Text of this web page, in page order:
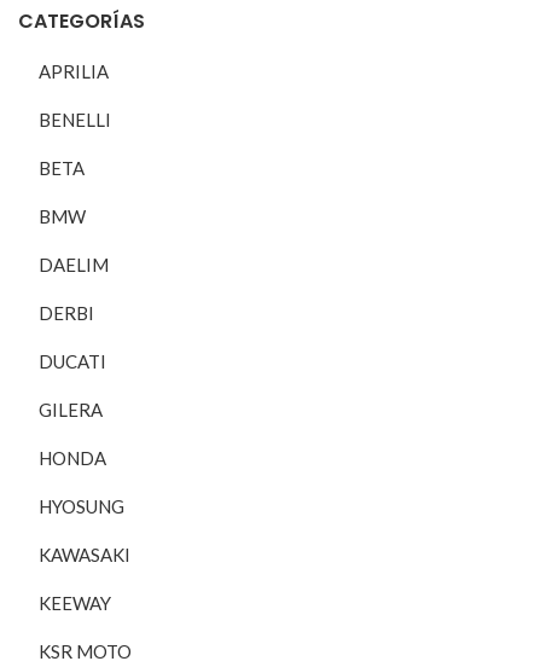
CATEGORÍAS
APRILIA
BENELLI
BETA
BMW
DAELIM
DERBI
DUCATI
GILERA
HONDA
HYOSUNG
KAWASAKI
KEEWAY
KSR MOTO